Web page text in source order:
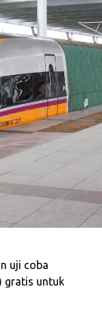
uji coba
gratis untuk